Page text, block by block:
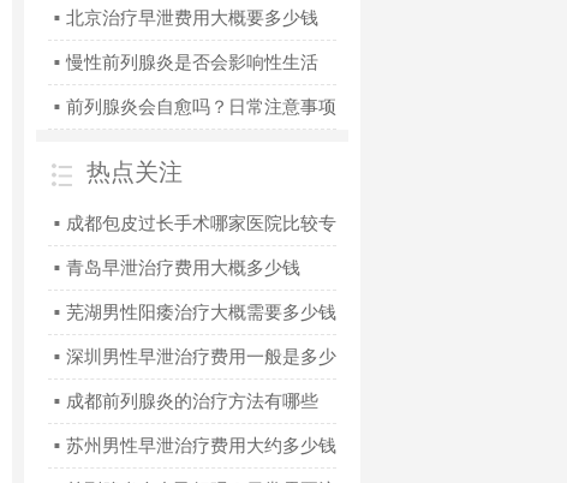
4个常见因素
■ 北京治疗早泄费用大概要多少钱
■ 慢性前列腺炎是否会影响性生活
■ 前列腺炎会自愈吗？日常注意事项
热点关注
■ 成都包皮过长手术哪家医院比较专
业
■ 青岛早泄治疗费用大概多少钱
■ 芜湖男性阳痿治疗大概需要多少钱
■ 深圳男性早泄治疗费用一般是多少
钱
■ 成都前列腺炎的治疗方法有哪些
■ 苏州男性早泄治疗费用大约多少钱